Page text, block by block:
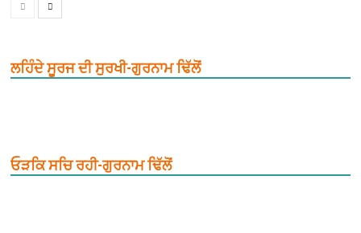
ਲਹਿੰਦੇ ਸੂਰਜ ਦੀ ਸੁਰਖੀ-ਗੁਰਨਾਮ ਢਿੱਲੋਂ
ਓੜਕਿ ਸਚਿ ਰਹੀ-ਗੁਰਨਾਮ ਢਿੱਲੋਂ